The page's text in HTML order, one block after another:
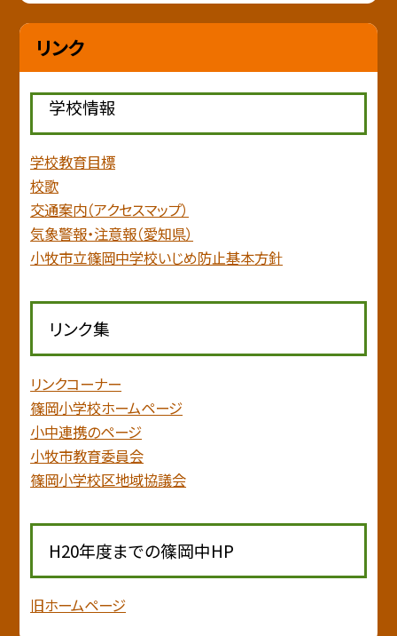
リンク
学校情報
学校教育目標
校歌
交通案内（アクセスマップ）
気象警報・注意報（愛知県）
小牧市立篠岡中学校いじめ防止基本方針
リンク集
リンクコーナー
篠岡小学校ホームページ
小中連携のページ
小牧市教育委員会
篠岡小学校区地域協議会
H20年度までの篠岡中HP
旧ホームページ